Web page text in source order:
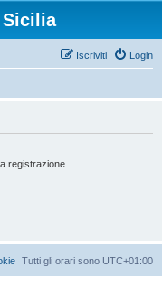
Sicilia
Login
Iscriviti
registrazione.
Tutti gli orari sono UTC+01:00